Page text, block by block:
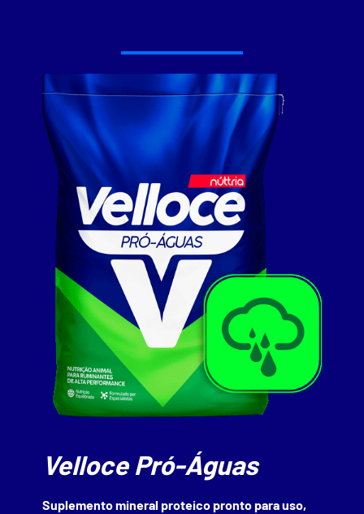
Velloce Pró-Águas
Suplemento mineral proteico pronto para uso,